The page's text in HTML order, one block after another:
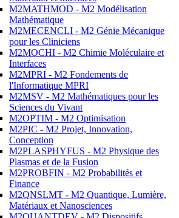
M2MATHMOD - M2 Modélisation
Mathématique
M2MECENCLI - M2 Génie Mécanique
pour les Cliniciens
M2MOCHI - M2 Chimie Moléculaire et
Interfaces
M2MPRI - M2 Fondements de
l'Informatique MPRI
M2MSV - M2 Mathématiques pour les
Sciences du Vivant
M2OPTIM - M2 Optimisation
M2PIC - M2 Projet, Innovation,
Conception
M2PLASPHYFUS - M2 Physique des
Plasmas et de la Fusion
M2PROBFIN - M2 Probabilités et
Finance
M2QNSLMT - M2 Quantique, Lumière,
Matériaux et Nanosciences